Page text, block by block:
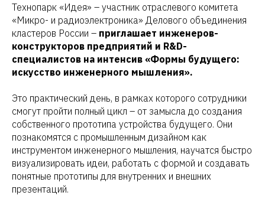
Технопарк «Идея» – участник отраслевого комитета
«Микро- и радиоэлектроника» Делового объединения
кластеров России – приглашает инженеров-
конструкторов предприятий и R&D-
специалистов на интенсив «Формы будущего:
искусство инженерного мышления».
Это практический день, в рамках которого сотрудники
смогут пройти полный цикл – от замысла до создания
собственного прототипа устройства будущего. Они
познакомятся с промышленным дизайном как
инструментом инженерного мышления, научатся быстро
визуализировать идеи, работать с формой и создавать
понятные прототипы для внутренних и внешних
презентаций.